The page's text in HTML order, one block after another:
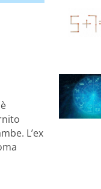
L’ex